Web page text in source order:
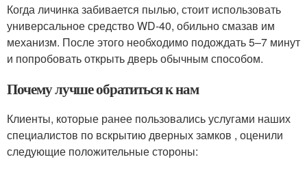
Когда личинка забивается пылью, стоит использовать
универсальное средство WD-40, обильно смазав им
механизм. После этого необходимо подождать 5–7 минут
и попробовать открыть дверь обычным способом.
Почему лучше обратиться к нам
Клиенты, которые ранее пользовались услугами наших
специалистов по вскрытию дверных замков , оценили
следующие положительные стороны: